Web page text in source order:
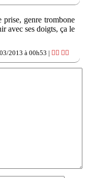
prise, genre trombone
avec ses doigts, ça le
2013 à 00h53 | 👍🏽 👎🏽